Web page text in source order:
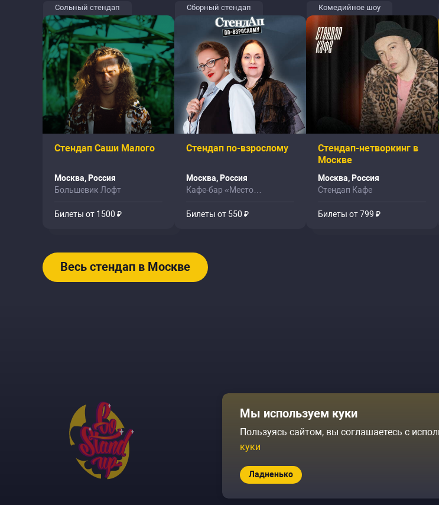
Сольный стендап
Стендап Саши Малого
Москва, Россия
Большевик Лофт
Билеты от 1500 ₽
Сборный стендап
Стендап по-взрослому
Москва, Россия
Кафе-бар «Место
Билеты от 550 ₽
Комедийное шоу
Стендап-нетворкинг в
Москве
Москва, Россия
Стендап Кафе
Билеты от 799 ₽
Весь стендап в Москве
Площадки
Архив событий
Журнал
Мы используем куки
Пользуясь сайтом, вы соглашаетесь с
куки
Ладненько